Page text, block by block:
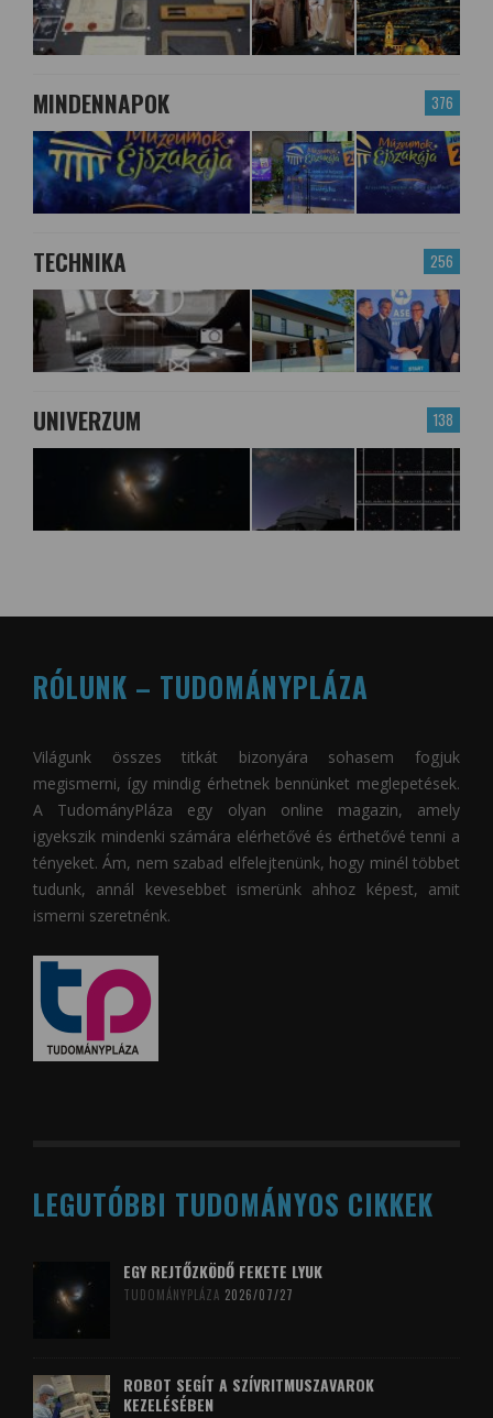
376
MINDENNAPOK
256
TECHNIKA
138
UNIVERZUM
RÓLUNK – TUDOMÁNYPLÁZA
Világunk összes titkát bizonyára sohasem fogjuk
megismerni, így mindig érhetnek bennünket meglepetések.
A TudományPláza egy olyan online magazin, amely
igyekszik mindenki számára elérhetővé és érthetővé tenni a
tényeket. Ám, nem szabad elfelejtenünk, hogy minél többet
tudunk, annál kevesebbet ismerünk ahhoz képest, amit
ismerni szeretnénk.
LEGUTÓBBI TUDOMÁNYOS CIKKEK
EGY REJTŐZKÖDŐ FEKETE LYUK
TUDOMÁNYPLÁZA 2026/07/27
ROBOT SEGÍT A SZÍVRITMUSZAVAROK
KEZELÉSÉBEN